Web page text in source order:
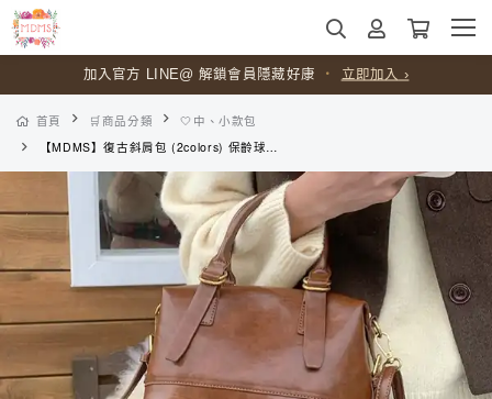
加入官方 LINE@ 解鎖會員隱藏好康 ・ 立即加入 ›
首頁 🛒商品分類
🤍中、小款包
【MDMS】復古斜肩包 (2colors) 保齡球手提包 氣質斜挎包 簡約百搭枕頭包 波士頓單肩包 氣質女包 B204